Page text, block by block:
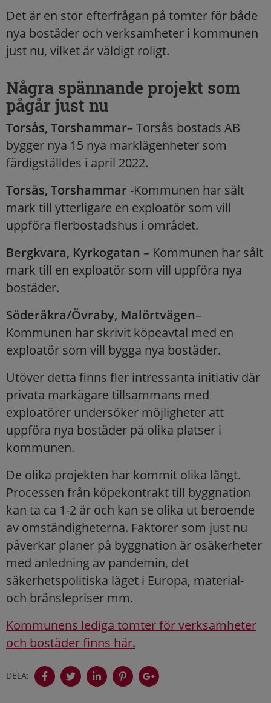
Det är en stor efterfrågan på tomter för både
nya bostäder och verksamheter i kommunen
just nu, vilket är väldigt roligt.
Några spännande projekt som
pågår just nu
Torsås, Torshammar– Torsås bostads AB
bygger nya 15 nya marklägenheter som
färdigställdes i april 2022.
Torsås, Torshammar -Kommunen har sålt
mark till ytterligare en exploatör som vill
uppföra flerbostadshus i området.
Bergkvara, Kyrkogatan – Kommunen har sålt
mark till en exploatör som vill uppföra nya
bostäder.
Söderåkra/Övraby, Malörtvägen–
Kommunen har skrivit köpeavtal med en
exploatör som vill bygga nya bostäder.
Utöver detta finns fler intressanta initiativ där
privata markägare tillsammans med
exploatörer undersöker möjligheter att
uppföra nya bostäder på olika platser i
kommunen.
De olika projekten har kommit olika långt.
Processen från köpekontrakt till byggnation
kan ta ca 1-2 år och kan se olika ut beroende
av omständigheterna. Faktorer som just nu
påverkar planer på byggnation är osäkerheter
med anledning av pandemin, det
säkerhetspolitiska läget i Europa, material-
och bränslepriser mm.
Kommunens lediga tomter för verksamheter
och bostäder finns här.
DELA: